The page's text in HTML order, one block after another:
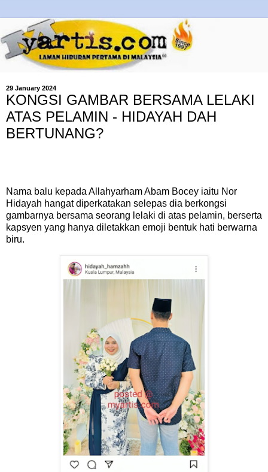
29 January 2024
KONGSI GAMBAR BERSAMA LELAKI
ATAS PELAMIN - HIDAYAH DAH
BERTUNANG?
Nama balu kepada Allahyarham Abam Bocey iaitu Nor
Hidayah hangat diperkatakan selepas dia berkongsi
gambarnya bersama seorang lelaki di atas pelamin, berserta
kapsyen yang hanya diletakkan emoji bentuk hati berwarna
biru.